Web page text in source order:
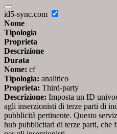
id5-sync.com
Nome
Tipologia
Proprieta
Descrizione
Durata
Nome: cf
Tipologia: analitico
Proprieta: Third-party
Descrizione: Imposta un ID
agli inserzionisti di terze parti di
pubblicità pertinente. Questo
hub pubblicitari di terze parti, che